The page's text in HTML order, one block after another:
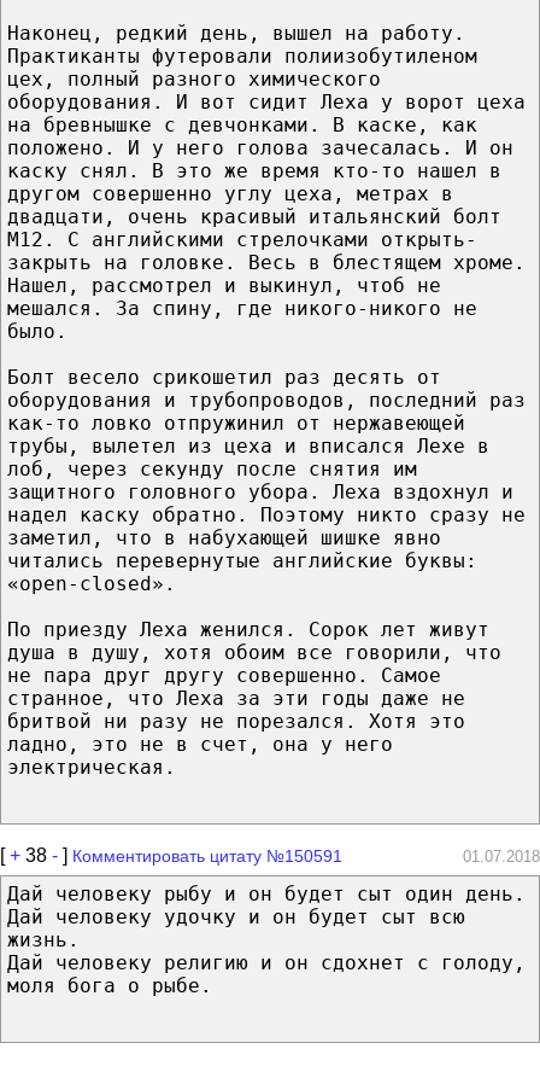
Наконец, редкий день, вышел на работу.
Практиканты футеровали полиизобутиленом
цех, полный разного химического
оборудования. И вот сидит Леха у ворот цеха
на бревнышке с девчонками. В каске, как
положено. И у него голова зачесалась. И он
каску снял. В это же время кто-то нашел в
другом совершенно углу цеха, метрах в
двадцати, очень красивый итальянский болт
М12. С английскими стрелочками открыть-
закрыть на головке. Весь в блестящем хроме.
Нашел, рассмотрел и выкинул, чтоб не
мешался. За спину, где никого-никого не
было.
Болт весело срикошетил раз десять от
оборудования и трубопроводов, последний раз
как-то ловко отпружинил от нержавеющей
трубы, вылетел из цеха и вписался Лехе в
лоб, через секунду после снятия им
защитного головного убора. Леха вздохнул и
надел каску обратно. Поэтому никто сразу не
заметил, что в набухающей шишке явно
читались перевернутые английские буквы:
«open-closed».
По приезду Леха женился. Сорок лет живут
душа в душу, хотя обоим все говорили, что
не пара друг другу совершенно. Самое
странное, что Леха за эти годы даже не
бритвой ни разу не порезался. Хотя это
ладно, это не в счет, она у него
электрическая.
[+ 38 - ] Комментировать цитату №150591 01.07.2018
Дай человеку рыбу и он будет сыт один день.
Дай человеку удочку и он будет сыт всю
жизнь.
Дай человеку религию и он сдохнет с голоду,
моля бога о рыбе.